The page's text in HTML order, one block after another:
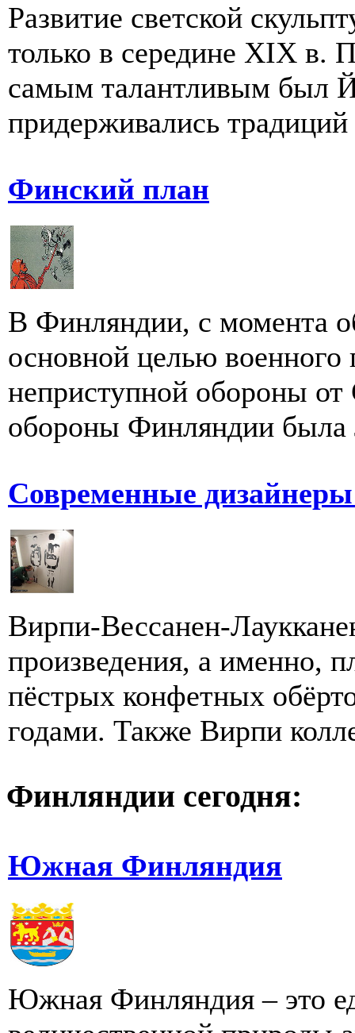
Развитие светской
только в середине XIX в.
самым талантливым был
придерживались
Финский план
В Финляндии, с момента
основной целью военного
неприступной обороны
обороны Финляндии
Современные
Вирпи-Вессанен-
произведения, а именно,
пёстрых конфетных
годами. Также Вирпи
Финляндии сегодня:
Южная Финляндия
Южная Финляндия – это